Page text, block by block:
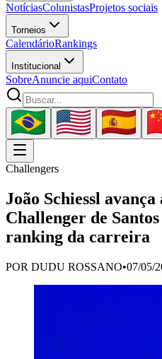
NotíciasColunistasProjetos sociais
Torneios
CalendárioRankings
Institucional
SobreAnuncie aquiContato
Challengers
João Schiessl
Challenger de
ranking da carreira
POR DUDU ROSSANO•07/05/